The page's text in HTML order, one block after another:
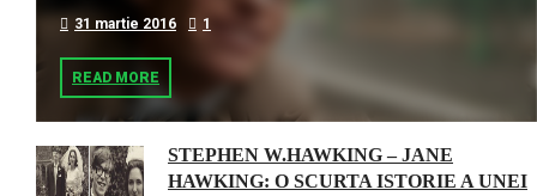
31 martie 2016 1
READ MORE
STEPHEN W.HAWKING – JANE
HAWKING: O SCURTA ISTORIE A UNEI